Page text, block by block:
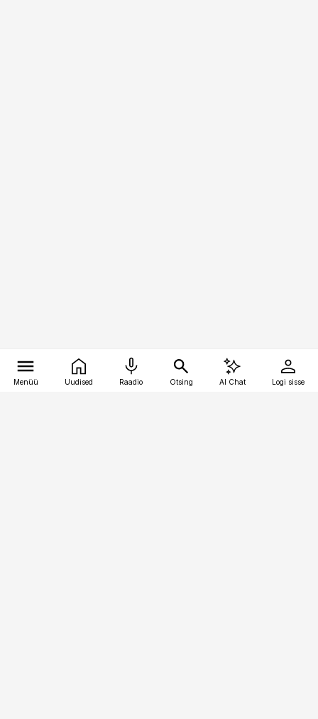
Menüü Uudised Raadio Otsing AI Chat Logi sisse